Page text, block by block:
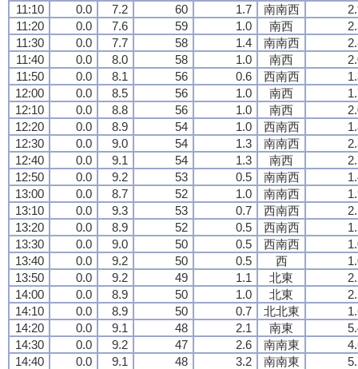
11:10
0.0 7.2 60 1.7 南南西
11:20
0.0 7.6 59 1.0 南西
11:30
0.0 7.7 58 1.4 南南西
11:40
0.0 8.0 58 1.0 南西
11:50
0.0 8.1 56 0.6 西南西
12:00
0.0 8.5 56 1.0 南西
12:10
0.0 8.8 56 1.0 南西
12:20
0.0 8.9 54 1.0 西南西
12:30
0.0 9.0 54 1.3 南南西
12:40
0.0 9.1 54 1.3 南西
12:50
0.0 9.2 53 0.5 南南西
13:00
0.0 8.7 52 1.0 南南西
13:10
0.0 9.3 53 0.7 西南西
13:20
0.0 8.9 52 0.5 西南西
13:30
0.0 9.0 50 0.5 西南西
13:40
0.0 9.2 50 0.5 西
13:50
0.0 9.2 49 1.1 北東
14:00
0.0 8.9 50 1.0 北東
14:10
0.0 8.9 50 0.7 北北東
14:20
0.0 9.1 48 2.1 南東
14:30
0.0 9.2 47 2.6 南南東
14:40
0.0 9.1 48 3.2 南南東